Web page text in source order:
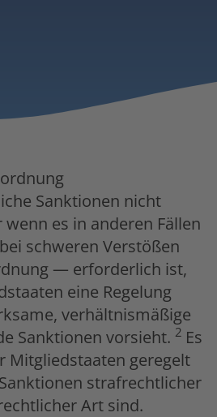
Sanktionen nicht
es in anderen Fällen
schweren Verstößen
— erforderlich ist,
eine Regelung
verhältnismäßige
Sanktionen vorsieht. 2 Es
Mitgliedstaaten geregelt
strafrechtlicher
Art sind.